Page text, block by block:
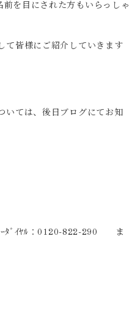
前を目にされた方もいらっしゃ
て皆様にご紹介していきます
いては、後日ブログにてお知
ﾀﾞｲﾔﾙ：0120-822-290 ま